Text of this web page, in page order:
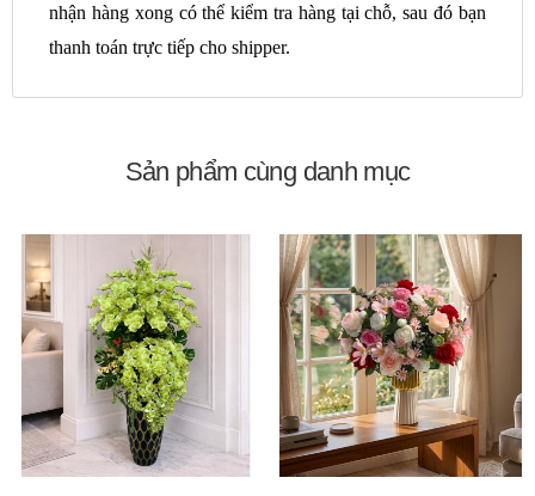
nhận hàng xong có thể kiểm tra hàng tại chỗ, sau đó bạn
thanh toán trực tiếp cho shipper.
Sản phẩm cùng danh mục